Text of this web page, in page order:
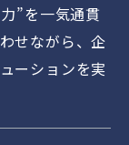
”を一気通貫
せながら、企
ーションを実